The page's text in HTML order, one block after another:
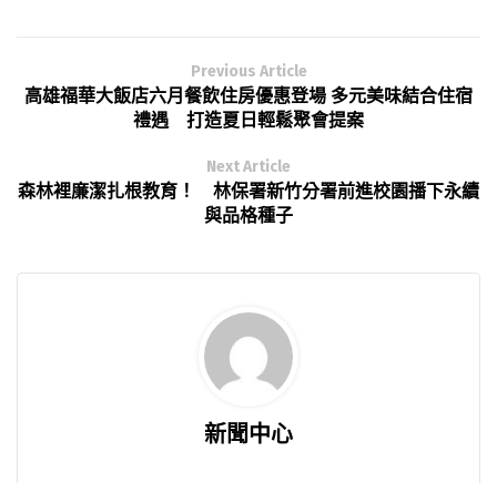
Previous Article
高雄福華大飯店六月餐飲住房優惠登場 多元美味結合住宿
禮遇 打造夏日輕鬆聚會提案
Next Article
森林裡廉潔扎根教育！ 林保署新竹分署前進校園播下永續
與品格種子
新聞中心